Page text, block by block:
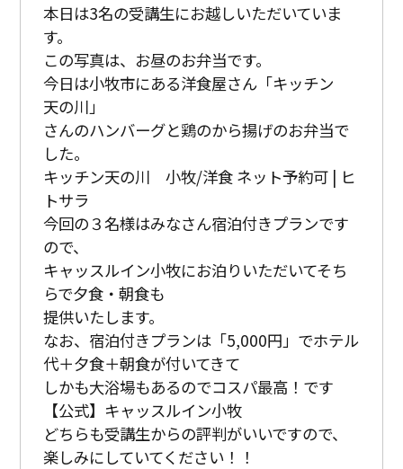
本日は3名の受講生にお越しいただいていま
す。
この写真は、お昼のお弁当です。
今日は小牧市にある洋食屋さん「キッチン
天の川」
さんのハンバーグと鶏のから揚げのお弁当で
した。
キッチン天の川 小牧/洋食 ネット予約可 | ヒ
トサラ
今回の３名様はみなさん宿泊付きプランです
ので、
キャッスルイン小牧にお泊りいただいてそち
らで夕食・朝食も
提供いたします。
なお、宿泊付きプランは「5,000円」でホテル
代＋夕食＋朝食が付いてきて
しかも大浴場もあるのでコスパ最高！です
【公式】キャッスルイン小牧
どちらも受講生からの評判がいいですので、
楽しみにしていてください！！